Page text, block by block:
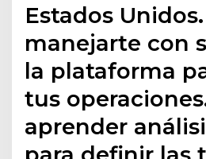
Estados
manejarte con
la plataforma
tus
aprender